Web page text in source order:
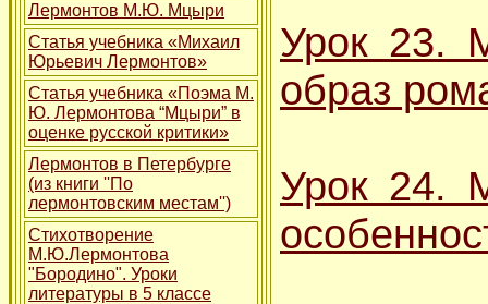
Лермонтов М.Ю. Мцыри
Статья учебника «Михаил
Юрьевич Лермонтов»
Статья учебника «Поэма М.
Ю. Лермонтова “Мцыри” в
оценке русской критики»
Лермонтов в Петербурге
(из книги ''По
лермонтовским местам'')
Стихотворение
М.Ю.Лермонтова
"Бородино". Уроки
литературы в 5 классе
Урок 23.
образ
Урок 24.